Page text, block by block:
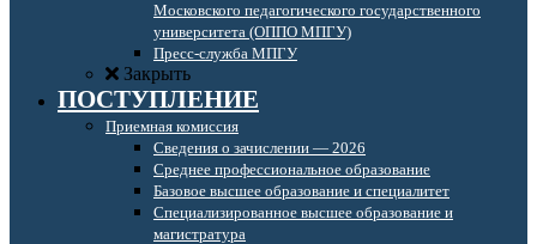
Московского педагогического государственного
университета (ОППО МПГУ)
Пресс-служба МПГУ
Закрыть
ПОСТУПЛЕНИЕ
Приемная комиссия
Сведения о зачислении — 2026
Среднее профессиональное образование
Базовое высшее образование и специалитет
Специализированное высшее образование и
магистратура